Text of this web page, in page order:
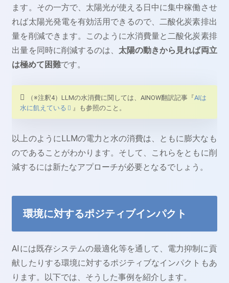
ます。その一方で、太陽光が使える日中に集中稼働させ
れば太陽光発電を有効活用できるので、二酸化炭素排出
量を削減できます。このように水消費量と二酸化炭素排
出量を同時に削減するのは、 太陽の動きから見れば両立
は極めて困難です。
（※注釈4）LLMの水消費に関しては、AINOW翻訳記事『AIは
水に飢えている
』も参照のこと。
以上のようにLLMの電力と水の消費は、ともに膨大なも
のであることがわかります。そして、これらをともに削
減するには新たなアプローチが必要となるでしょう。
環境に対するポジティブインパクト
AIには既存システムの最適化等を通して、電力抑制に貢
献したりする環境に対するポジティブなインパクトもあ
ります。以下では、そうした事例を紹介します。